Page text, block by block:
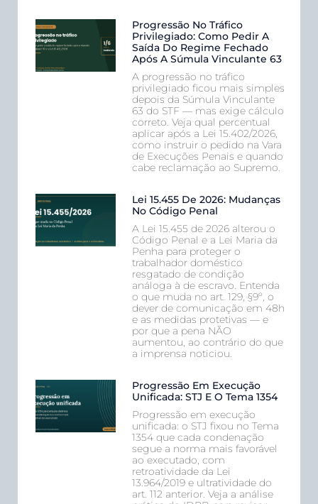
Progressão No Tráfico
Privilegiado: Como Pedir A
Saída Do Regime Fechado
Após A Súmula Vinculante 63
A progressão no tráfico
privilegiado ficou mais simples
depois da Súmula Vinculante
63 do STF — mas exige cálculo
correto. Veja qual percentual
aplicar após a Lei 15.402/2026,
como instruir o pedido na Vara
de Execuções Penais e quando
cabe reclamação ao Supremo.
Lei 15.455 De 2026: Mudanças
No Código Penal
A Lei 15.455 de 2026 alterou o
Código Penal e a Lei Maria da
Penha para proteger o
trabalhador doméstico
resgatado de condição
análoga à de escravo. Entenda
o que muda no art. 129, §9º, o
dever de comunicação em 48h
e as medidas protetivas — e
por que a pena NÃO
aumentou, ao contrário do que
a imprensa noticiou.
Progressão Em Execução
Unificada: STJ E O Tema 1354
Progressão em execução
unificada: o STJ fixou no Tema
1354 que cada condenação
segue a norma mais favorável
ao executado, com
retroatividade da Lei
13.964/2019 e ultratividade do
art. 112 anterior. Veja a análise